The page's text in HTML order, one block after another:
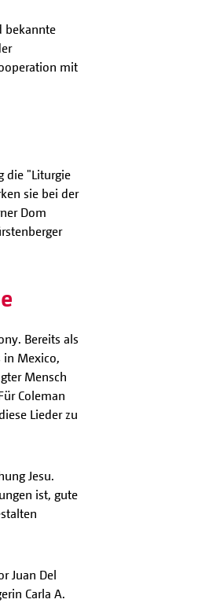
bekannte
mit
die "Liturgie
sie bei der
Dom
Bereits als
in Mexico,
Mensch
Coleman
Lieder zu
Jesu.
ist, gute
Juan Del
Carla A.